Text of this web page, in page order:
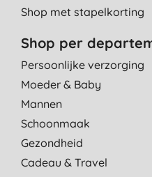
Shop met stapelkorting
Shop per
Persoonlijke verzorging
Moeder & Baby
Mannen
Schoonmaak
Gezondheid
Cadeau & Travel